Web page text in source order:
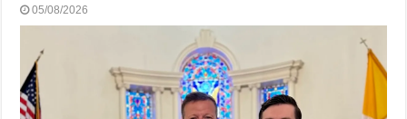
05/08/2026